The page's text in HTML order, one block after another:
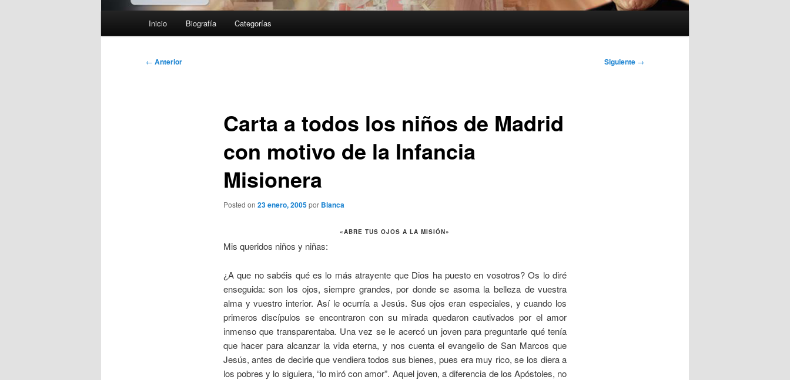
Inicio Biografía Categorías
Navegación
← Anterior Siguiente →
Carta a todos los niños de Madrid
con motivo de la Infancia
Misionera
Posted on 23 enero, 2005por Blanca
«ABRE TUS OJOS A LA MISIÓN»
Mis queridos niños y niñas:
¿A que no sabéis qué es lo más atrayente que Dios ha puesto en vosotros? Os lo diré
enseguida: son los ojos, siempre grandes, por donde se asoma la belleza de vuestra
alma y vuestro interior. Así le ocurría a Jesús. Sus ojos eran especiales, y cuando los
primeros discípulos se encontraron con su mirada quedaron cautivados por el amor
inmenso que transparentaba. Una vez se le acercó un joven para preguntarle qué tenía
que hacer para alcanzar la vida eterna, y nos cuenta el evangelio de San Marcos que
Jesús, antes de decirle que vendiera todos sus bienes, pues era muy rico, se los diera a
los pobres y lo siguiera, “lo miró con amor”. Aquel joven, a diferencia de los Apóstoles, no